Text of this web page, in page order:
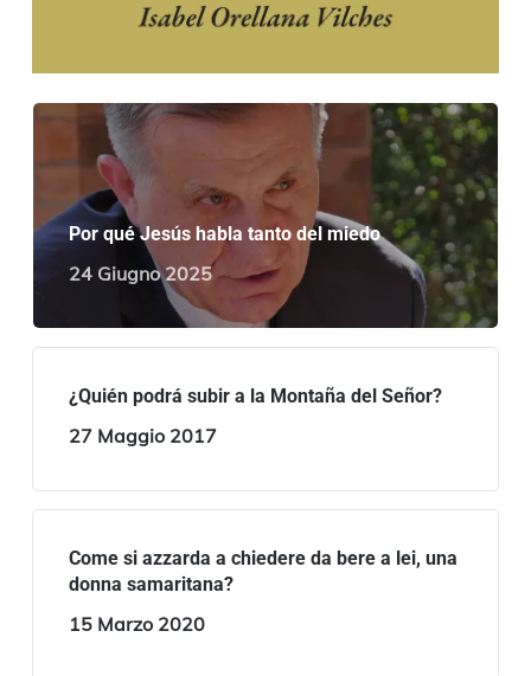
Por qué Jesús habla tanto del miedo
24 Giugno 2025
¿Quién podrá subir a la Montaña del Señor?
27 Maggio 2017
Come si azzarda a chiedere da bere a lei, una
donna samaritana?
15 Marzo 2020